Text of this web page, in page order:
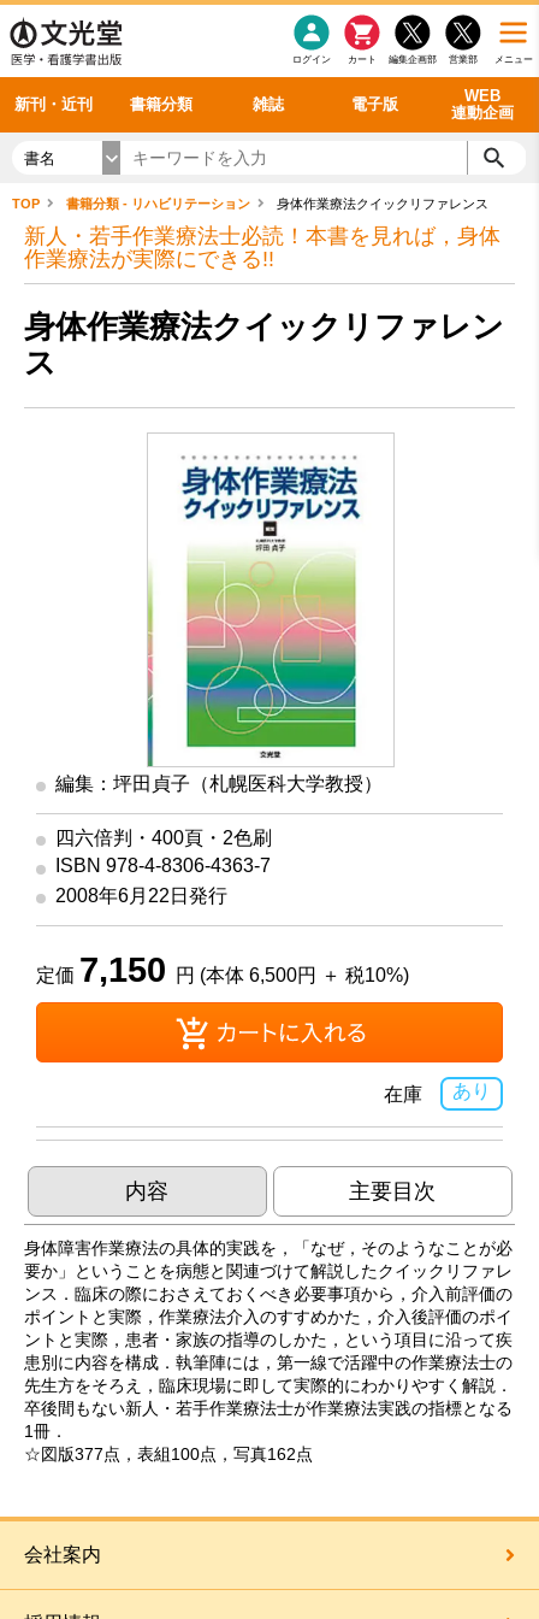
メニュー
営業部
編集企画部
カート
ログイン
新刊・近刊 書籍分類 雑誌 電子版
WEB
連動企画
感染症 老年医学
看護・介護
呼吸器
循環器
シリーズ一覧
雑誌投稿規定
理学療法
雑誌案内・年間購読 最新号 バックナンバー
電子書籍
電子雑誌
書籍「データに基づく臨床動作分析」WEB動画
書籍「眼手術学」WEB動画
書籍「神経症候学 II 改訂第二版」 WEB動画
新刊一覧
今後の発行予定
書名
TOP 書籍分類 - リハビリテーション 身体作業療法クイックリファレンス
新人・若手作業療法士必読！本書を見れば，身体
作業療法が実際にできる!!
身体作業療法クイックリファレン
ス
編集：坪田貞子（札幌医科大学教授）
四六倍判・400頁・2色刷
ISBN 978-4-8306-4363-7
2008年6月22日発行
定価 7,150 円 (本体 6,500円 ＋ 税10%)
あり
在庫
内容 主要目次
身体障害作業療法の具体的実践を，「なぜ，そのようなことが必
要か」ということを病態と関連づけて解説したクイックリファレ
ンス．臨床の際におさえておくべき必要事項から，介入前評価の
ポイントと実際，作業療法介入のすすめかた，介入後評価のポイ
ントと実際，患者・家族の指導のしかた，という項目に沿って疾
患別に内容を構成．執筆陣には，第一線で活躍中の作業療法士の
先生方をそろえ，臨床現場に即して実際的にわかりやすく解説．
卒後間もない新人・若手作業療法士が作業療法実践の指標となる
1冊．
☆図版377点，表組100点，写真162点
会社案内